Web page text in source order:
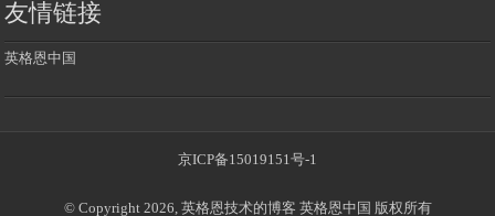
友情链接
英格恩中国
京ICP备15019151号-1
© Copyright 2026, 英格恩技术的博客 英格恩中国 版权所有